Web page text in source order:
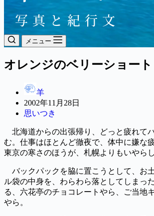
メニュー
オレンジのベリーショート
羊
2002年11月28日
思いつき
北海道からの出張帰り、どっと疲れて
む。仕事はほとんど徹夜で、体中に嫌な
東京の寒さのほうが、札幌よりもいやらし
バックパックを脇に置こうとして、お
ル袋の中身を、わらわら落としてしまっ
る、六花亭のチョコレートやら、ご当地
やら。